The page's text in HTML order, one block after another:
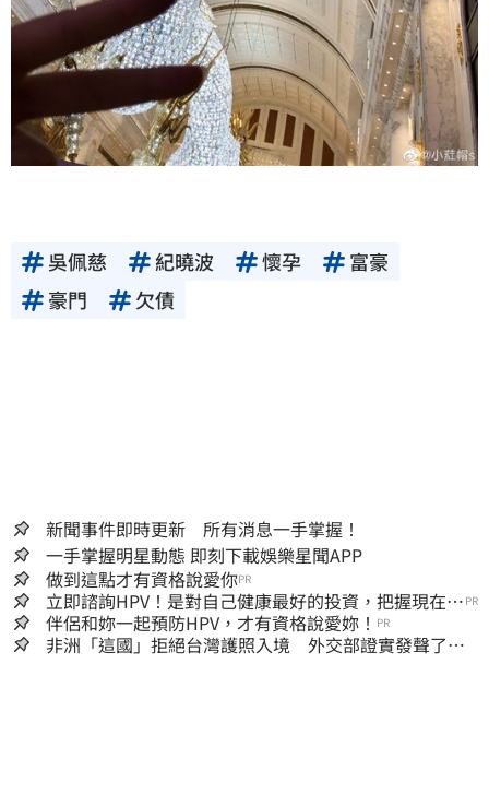
吳佩慈 紀曉波 懷孕
富豪
豪門
欠債
新聞事件即時更新 所有消息一手掌握！
一手掌握明星動態 即刻下載娛樂星聞APP
做到這點才有資格說愛你PR
立即諮詢HPV！是對自己健康最好的投資，把握現在不
嫌晚！
PR
伴侶和妳一起預防HPV，才有資格說愛妳！ PR
非洲「這國」拒絕台灣護照入境 外交部證實發聲了：